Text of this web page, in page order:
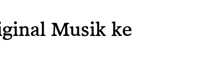
Musik ke